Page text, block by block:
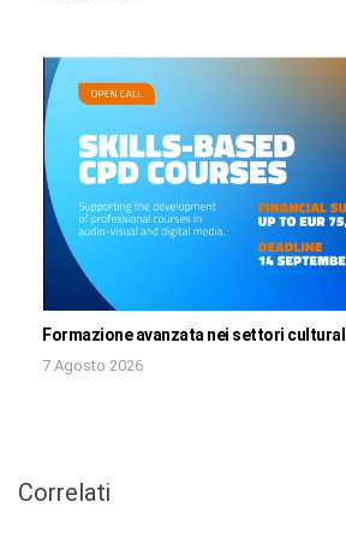
Formazione avanzata nei settori
7 Agosto 2026
Correlati